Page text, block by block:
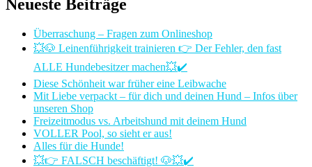
Neueste Beiträge
Überraschung – Fragen zum Onlineshop
💥🐶 Leinenführigkeit trainieren 👉 Der Fehler, den fast
ALLE Hundebesitzer machen💥✔️
Diese Schönheit war früher eine Leibwache
Mit Liebe verpackt – für dich und deinen Hund – Infos über
unseren Shop
Freizeitmodus vs. Arbeitshund mit deinem Hund
VOLLER Pool, so sieht er aus!
Alles für die Hunde!
💥👉 FALSCH beschäftigt! 🐶💥✔️